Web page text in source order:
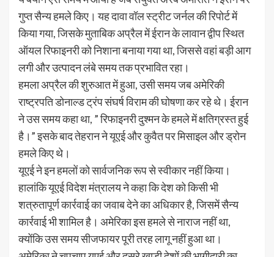
गुप्त सैन्य हमले किए। यह दावा वॉल स्ट्रीट जर्नल की रिपोर्ट में
किया गया, जिसके मुताबिक अप्रैल में ईरान के लावान द्वीप स्थित
ऑयल रिफाइनरी को निशाना बनाया गया था, जिससे वहां बड़ी आग
लगी और उत्पादन लंबे समय तक प्रभावित रहा।
हमला अप्रैल की शुरुआत में हुआ, उसी समय जब अमेरिकी
राष्ट्रपति डोनाल्ड ट्रंप संघर्ष विराम की घोषणा कर रहे थे। ईरान
ने उस समय कहा था, ” रिफाइनरी दुश्मन के हमले में क्षतिग्रस्त हुई
है।” इसके बाद तेहरान ने यूएई और कुवैत पर मिसाइल और ड्रोन
हमले किए थे।
यूएई ने इन हमलों को सार्वजनिक रूप से स्वीकार नहीं किया।
हालांकि यूएई विदेश मंत्रालय ने कहा कि देश को किसी भी
शत्रुतापूर्ण कार्रवाई का जवाब देने का अधिकार है, जिसमें सैन्य
कार्रवाई भी शामिल है। अमेरिका इस हमले से नाराज नहीं था,
क्योंकि उस समय सीजफायर पूरी तरह लागू नहीं हुआ था।